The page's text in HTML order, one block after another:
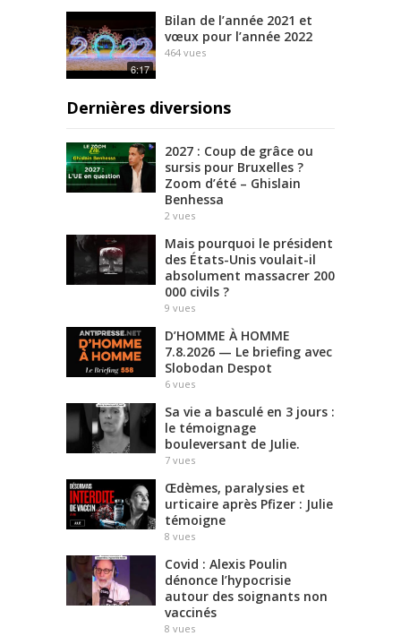
6:17
Bilan de l’année 2021 et
vœux pour l’année 2022
464 vues
Dernières diversions
2027 : Coup de grâce ou
sursis pour Bruxelles ?
Zoom d’été – Ghislain
Benhessa
2 vues
Mais pourquoi le président
des États-Unis voulait-il
absolument massacrer 200
000 civils ?
9 vues
D’HOMME À HOMME
7.8.2026 — Le briefing avec
Slobodan Despot
6 vues
Sa vie a basculé en 3 jours :
le témoignage
bouleversant de Julie.
7 vues
Œdèmes, paralysies et
urticaire après Pfizer : Julie
témoigne
8 vues
Covid : Alexis Poulin
dénonce l’hypocrisie
autour des soignants non
vaccinés
8 vues